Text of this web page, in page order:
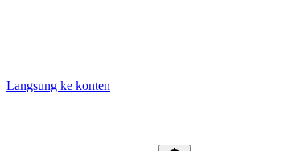
Langsung ke konten